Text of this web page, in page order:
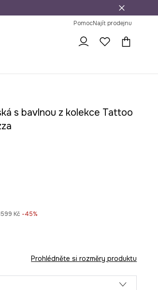
PomocNajít prodejnu
s bavlnou z kolekce Tattoo
Kč -45%
Prohlédněte si rozměry produktu